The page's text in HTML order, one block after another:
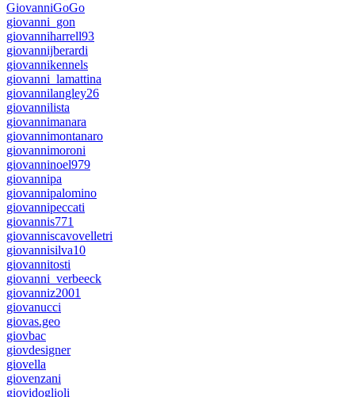
GiovanniGoGo
giovanni_gon
giovanniharrell93
giovannijberardi
giovannikennels
giovanni_lamattina
giovannilangley26
giovannilista
giovannimanara
giovannimontanaro
giovannimoroni
giovanninoel979
giovannipa
giovannipalomino
giovannipeccati
giovannis771
giovanniscavovelletri
giovannisilva10
giovannitosti
giovanni_verbeeck
giovanniz2001
giovanucci
giovas.geo
giovbac
giovdesigner
giovella
giovenzani
giovidoglioli